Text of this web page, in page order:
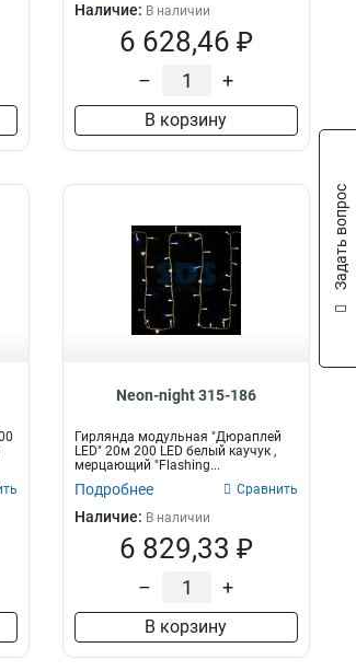
Наличие: В наличии
6 628,46 ₽
– +
В корзину
Neon-night 315-186
Гирлянда модульная "Дюраплей
LED" 20м 200 LED белый каучук ,
мерцающий "Flashing...
Подробнее Сравнить
Наличие: В наличии
6 829,33 ₽
– +
В корзину
Задать вопрос